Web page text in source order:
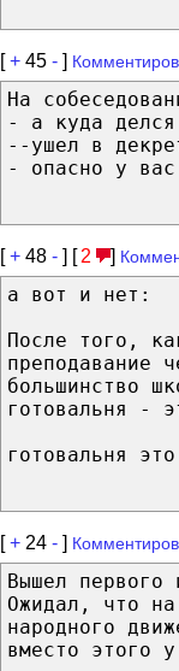
[+ 45 - ]
На
- а куда делся
--ушел в
- опасно у вас
[+ 48 - ] [ 2 ]
а вот и нет:
После того,
преподавание
большинство
готовальня -
готовальня
[+ 24 - ]
Вышел первого
Ожидал, что на
народного
вместо этого